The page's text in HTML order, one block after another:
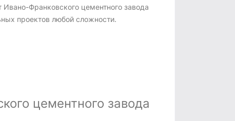
Ивано-Франковского цементного завода
проектов любой сложности.
цементного завода